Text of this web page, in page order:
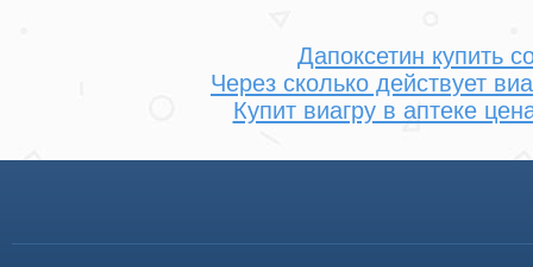
Дапоксетин купить
Через сколько действует
Купит виагру в аптеке